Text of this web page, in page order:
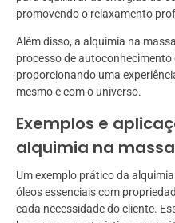
promovendo o relaxamento
Além disso, a alquimia na
processo de
proporcionando uma
mesmo e com o universo.
Exemplos e
alquimia na
Um exemplo prático da
óleos essenciais com
cada necessidade do cliente.